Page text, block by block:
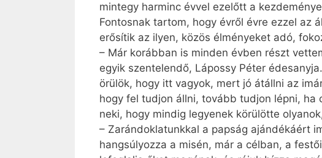
mintegy harminc évvel ezelőtt a
Fontosnak tartom, hogy évről évre ezzel az
erősítik az ilyen, közös élményeket adó,
– Már korábban is minden évben részt
egyik szentelendő, Lápossy Péter
örülök, hogy itt vagyok, mert jó átállni az
hogy fel tudjon állni, tovább tudjon lépni, ha
neki, hogy mindig legyenek körülötte
– Zarándoklatunkkal a papság ajándékáért
hangsúlyozza a misén, már a célban, a